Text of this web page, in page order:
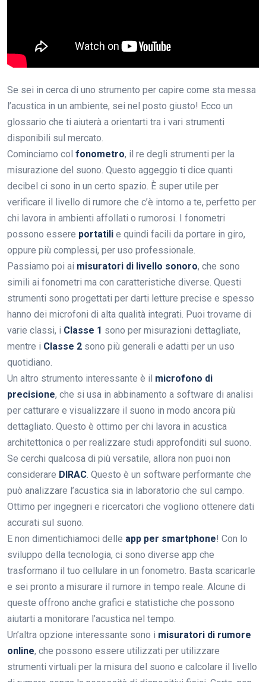
Se sei in cerca di uno strumento per capire come sta messa
l’acustica in un ambiente, sei nel posto giusto! Ecco un
glossario che ti aiuterà a orientarti tra i vari strumenti
disponibili sul mercato.
Cominciamo col fonometro, il re degli strumenti per la
misurazione del suono. Questo aggeggio ti dice quanti
decibel ci sono in un certo spazio. È super utile per
verificare il livello di rumore che c’è intorno a te, perfetto per
chi lavora in ambienti affollati o rumorosi. I fonometri
possono essere portatili e quindi facili da portare in giro,
oppure più complessi, per uso professionale.
Passiamo poi ai misuratori di livello sonoro, che sono
simili ai fonometri ma con caratteristiche diverse. Questi
strumenti sono progettati per darti letture precise e spesso
hanno dei microfoni di alta qualità integrati. Puoi trovarne di
varie classi, i Classe 1 sono per misurazioni dettagliate,
mentre i Classe 2 sono più generali e adatti per un uso
quotidiano.
Un altro strumento interessante è il microfono di
precisione, che si usa in abbinamento a software di analisi
per catturare e visualizzare il suono in modo ancora più
dettagliato. Questo è ottimo per chi lavora in acustica
architettonica o per realizzare studi approfonditi sul suono.
Se cerchi qualcosa di più versatile, allora non puoi non
considerare DIRAC. Questo è un software performante che
può analizzare l’acustica sia in laboratorio che sul campo.
Ottimo per ingegneri e ricercatori che vogliono ottenere dati
accurati sul suono.
E non dimentichiamoci delle app per smartphone! Con lo
sviluppo della tecnologia, ci sono diverse app che
trasformano il tuo cellulare in un fonometro. Basta scaricarle
e sei pronto a misurare il rumore in tempo reale. Alcune di
queste offrono anche grafici e statistiche che possono
aiutarti a monitorare l’acustica nel tempo.
Un’altra opzione interessante sono i misuratori di rumore
online, che possono essere utilizzati per utilizzare
strumenti virtuali per la misura del suono e calcolare il livello